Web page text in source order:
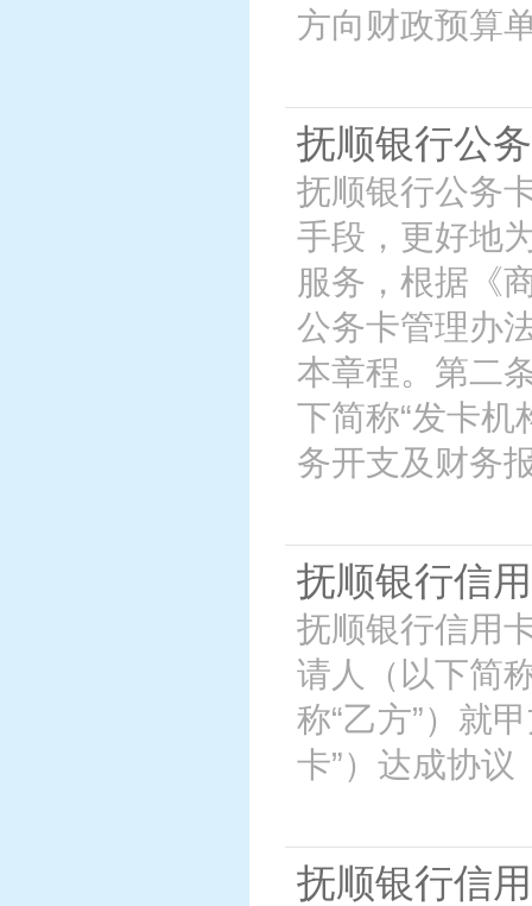
方向财政预算
抚顺银行公
抚顺银行公务
手段，更好地
服务，根据《
公务卡管理办
本章程。第二
下简称“发卡机
务开支及财务
抚顺银行信
抚顺银行信用
请人（以下简
称“乙方”）就
卡”）达成协议
抚顺银行信